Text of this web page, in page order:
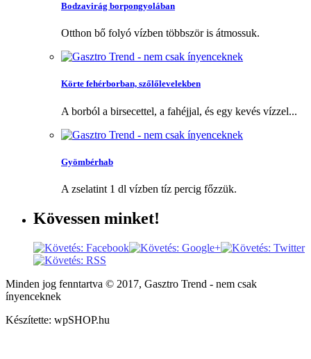
Bodzavirág borpongyolában
Otthon bő folyó vízben többször is átmossuk.
Körte fehérborban, szőlőlevelekben
A borból a birsecettel, a fahéjjal, és egy kevés vízzel...
Gyömbérhab
A zselatint 1 dl vízben tíz percig főzzük.
Kövessen minket!
Minden jog fenntartva © 2017, Gasztro Trend - nem csak
ínyenceknek
Készítette: wpSHOP.hu